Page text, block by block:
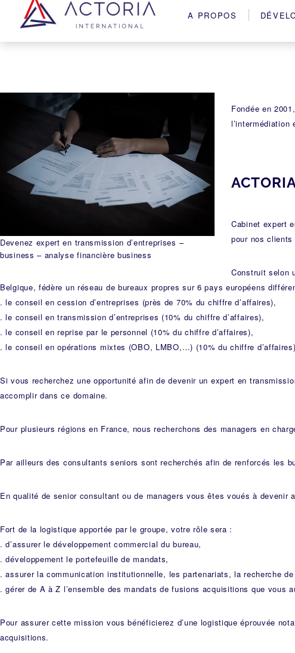
A PROPOS
Devenez expert en transmission d’entreprises –
business – analyse financière business
Fondée en
l’intermédiation
Cabinet expert
pour nos
Construit selon
Belgique, fédère un réseau de bureaux propres sur 6 pays européens
. le conseil en cession d’entreprises (près de 70% du chiffre d’affaires),
. le conseil en transmission d’entreprises (10% du chiffre d’affaires),
. le conseil en reprise par le personnel (10% du chiffre d’affaires),
. le conseil en opérations mixtes (OBO, LMBO,…) (10% du chiffre
Si vous recherchez une opportunité afin de devenir un expert en
accomplir dans ce domaine.
Pour plusieurs régions en France, nous recherchons des managers en
Par ailleurs des consultants seniors sont recherchés afin de renforcés les
En qualité de senior consultant ou de managers vous êtes voués à devenir
Fort de la logistique apportée par le groupe, votre rôle sera :
. d’assurer le développement commercial du bureau,
. développement le portefeuille de mandats,
. assurer la communication institutionnelle, les partenariats, la recherche
. gérer de A à Z l’ensemble des mandats de fusions acquisitions que vous
Pour assurer cette mission vous bénéficierez d’une logistique éprouvée
acquisitions.